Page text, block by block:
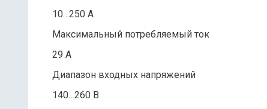
10…250 А
Максимальный потребляемый ток
29 А
Диапазон входных напряжений
140…260 В